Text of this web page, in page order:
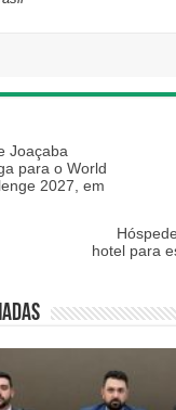
Joaçaba
para o World
2027, em
hotel para